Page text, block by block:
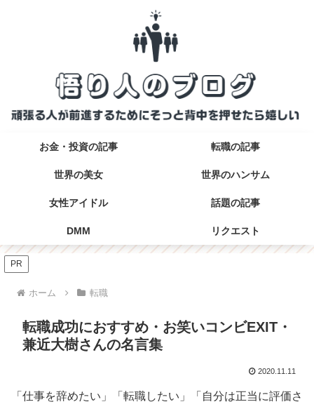
お金・投資の記事 転職の記事
世界の美女 世界のハンサム
女性アイドル 話題の記事
DMM リクエスト
PR
ホーム 転職
転職成功におすすめ・お笑いコンビEXIT・
兼近大樹さんの名言集
2020.11.11
「仕事を辞めたい」「転職したい」「自分は正当に評価さ